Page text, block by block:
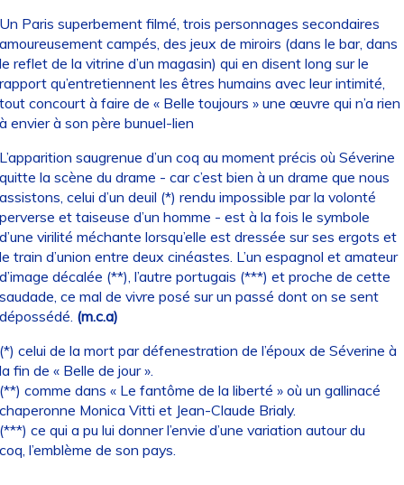
Paris superbement filmé, trois personnages secondaires
campés, des jeux de miroirs (dans le bar, dans
reflet de la vitrine d’un magasin) qui en disent long sur le
qu’entretiennent les êtres humains avec leur intimité,
concourt à faire de « Belle toujours » une œuvre qui n’a rien
envier à son père bunuel-lien
saugrenue d’un coq au moment précis où Séverine
la scène du drame - car c’est bien à un drame que nous
celui d’un deuil (*) rendu impossible par la volonté
et taiseuse d’un homme - est à la fois le symbole
virilité méchante lorsqu’elle est dressée sur ses ergots et
train d’union entre deux cinéastes. L’un espagnol et amateur
décalée (**), l’autre portugais (***) et proche de cette
ce mal de vivre posé sur un passé dont on se sent
(m.c.a)
celui de la mort par défenestration de l’époux de Séverine à
fin de « Belle de jour ».
comme dans « Le fantôme de la liberté » où un gallinacé
Monica Vitti et Jean-Claude Brialy.
ce qui a pu lui donner l’envie d’une variation autour du
l’emblème de son pays.